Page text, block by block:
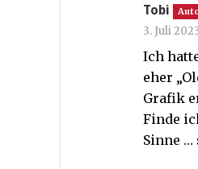
Tobi
3. Juli
Ich
eher
Grafik
Finde
Sinne …